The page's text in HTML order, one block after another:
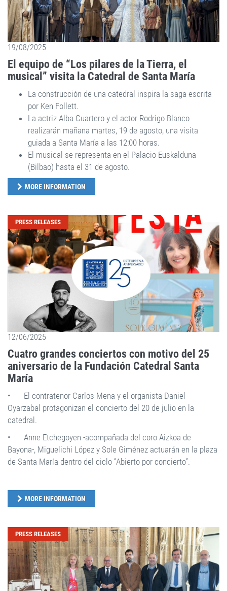
19/08/2025
El equipo de “Los pilares de la Tierra, el
musical” visita la Catedral de Santa María
La construcción de una catedral inspira la saga escrita
por Ken Follett.
La actriz Alba Cuartero y el actor Rodrigo Blanco
realizarán mañana martes, 19 de agosto, una visita
guiada a Santa María a las 12:00 horas.
El musical se representa en el Palacio Euskalduna
(Bilbao) hasta el 31 de agosto.
MORE INFORMATION
PRESS RELEASES
12/06/2025
Cuatro grandes conciertos con motivo del 25
aniversario de la Fundación Catedral Santa
María
•
El contratenor Carlos Mena y el organista Daniel
Oyarzabal protagonizan el concierto del 20 de julio en la
catedral.
•
Anne Etchegoyen -acompañada del coro Aizkoa de
Bayona-, Miguelichi López y Sole Giménez actuarán en la plaza
de Santa María dentro del ciclo “Abierto por concierto”.
MORE INFORMATION
PRESS RELEASES